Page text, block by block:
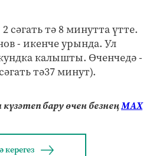
тә 8 минутта үтте.
- икенче урында. Ул
калышты. Өченчедә -
тә37 минут).
бару өчен безнеңМАХ